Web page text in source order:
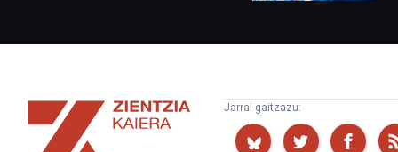
Zientzia
Kaiera
Jarrai gaitzazu: